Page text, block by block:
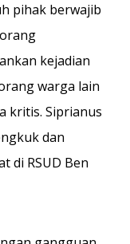
pihak berwajib
kejadian
warga lain
kritis. Siprianus
dan
di RSUD Ben